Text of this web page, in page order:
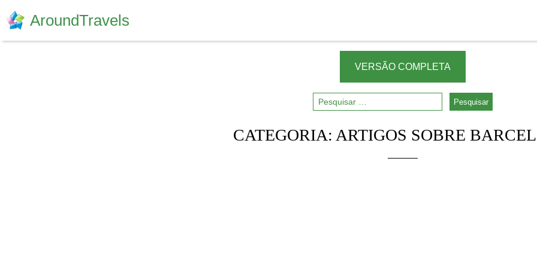
AroundTravels
VERSÃO COMPLETA
CATEGORIA: ARTIGOS SOBRE